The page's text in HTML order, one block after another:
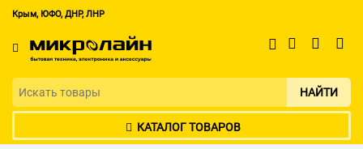
Крым, ЮФО, ДНР, ЛНР
НАЙТИ
КАТАЛОГ ТОВАРОВ